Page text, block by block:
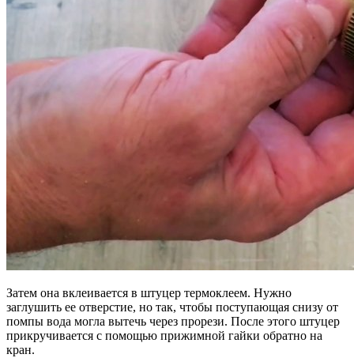
Затем она вклеивается в штуцер термоклеем. Нужно
заглушить ее отверстие, но так, чтобы поступающая снизу от
помпы вода могла вытечь через прорези. После этого штуцер
прикручивается с помощью прижимной гайки обратно на
кран.